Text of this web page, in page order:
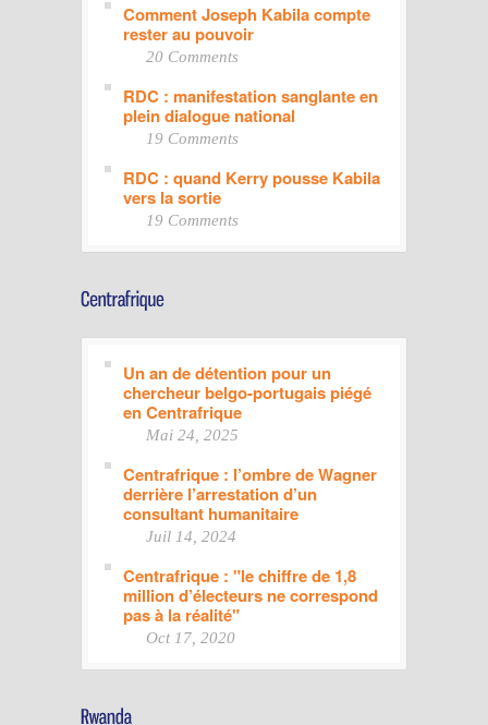
Comment Joseph Kabila compte
rester au pouvoir
20 Comments
RDC : manifestation sanglante en
plein dialogue national
19 Comments
RDC : quand Kerry pousse Kabila
vers la sortie
19 Comments
Un an de détention pour un
chercheur belgo-portugais piégé
en Centrafrique
Mai 24, 2025
Centrafrique : l’ombre de Wagner
derrière l’arrestation d’un
consultant humanitaire
Juil 14, 2024
Centrafrique : "le chiffre de 1,8
million d’électeurs ne correspond
pas à la réalité"
Oct 17, 2020